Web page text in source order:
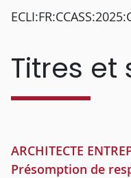
Titres
ARCHITECTE
Présomption de